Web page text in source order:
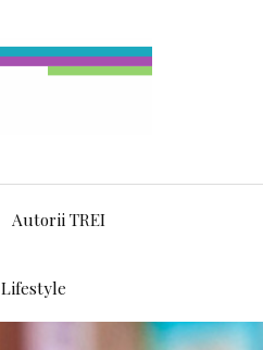
Autorii TREI
Lifestyle